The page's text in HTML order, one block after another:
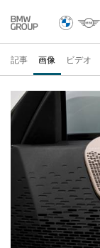
記事 画像 ビデオ